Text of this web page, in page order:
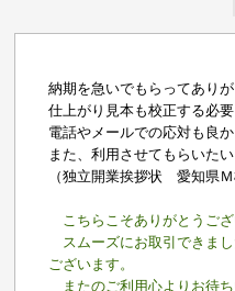
納期を急いでもらってありが
仕上がり見本も校正する必
電話やメールでの応対も良か
また、利用させてもらいたい
（独立開業挨拶状 愛知県Ｍ
こちらこそありがとうござ
スムーズにお取引できま
ございます。
またのご利用心よりお待ち